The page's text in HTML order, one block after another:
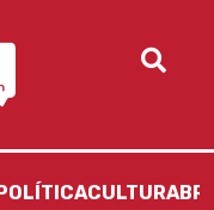
POLÍTICACULTURA